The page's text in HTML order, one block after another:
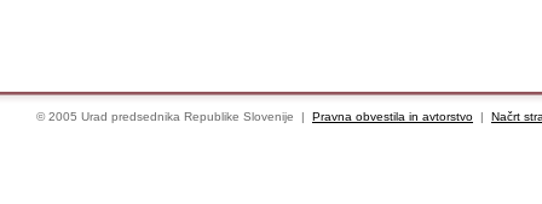
© 2005 Urad predsednika Republike Slovenije | Pravna obvestila in avtorstvo | Načrt